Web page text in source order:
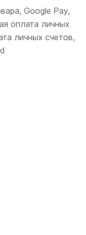
Google Pay,
оплата личных
личных счетов,